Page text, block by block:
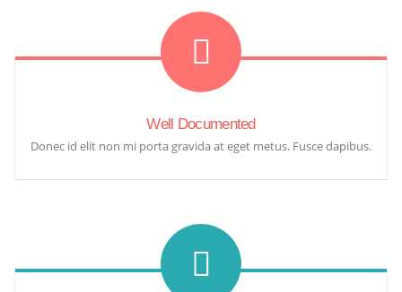
Well Documented
Donec id elit non mi porta gravida at eget metus. Fusce dapibus.